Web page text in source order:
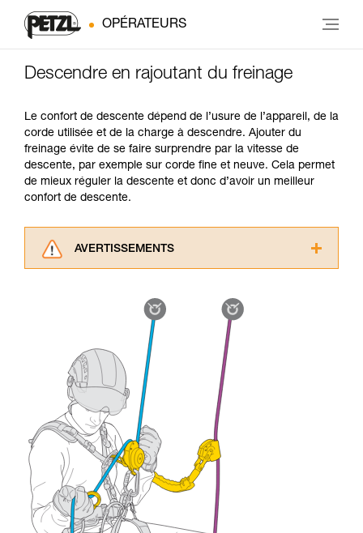
OPÉRATEURS
Descendre en rajoutant du freinage
Le confort de descente dépend de l’usure de l’appareil, de la
corde utilisée et de la charge à descendre. Ajouter du
freinage évite de se faire surprendre par la vitesse de
descente, par exemple sur corde fine et neuve. Cela permet
de mieux réguler la descente et donc d’avoir un meilleur
confort de descente.
AVERTISSEMENTS
consulter. Vous devez avoir compris les
informations de la notice technique pour
pouvoir comprendre ce complément
d’informations.
Maîtriser ces techniques nécessite une
formation et un entraînement spécifique. Validez
avec un professionnel votre capacité à refaire
la manipulation, seul, en toute sécurité, avant
de la reproduire en autonomie.
Nous donnons des exemples de techniques
liées à votre activité. Il peut en exister d’autres
que nous ne décrivons pas ici.